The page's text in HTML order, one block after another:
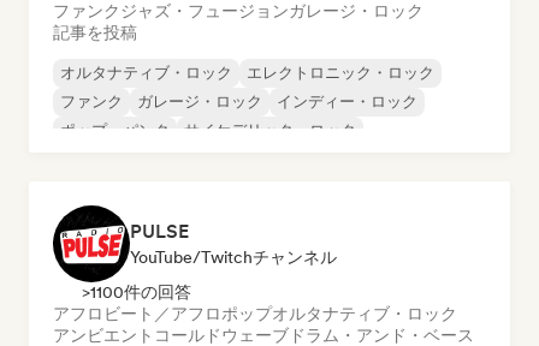
ファンクジャズ・フュージョンガレージ・ロック
記事を投稿
オルタナティブ・ロック
エレクトロニック・ロック
ファンク
ガレージ・ロック
インディー・ロック
ポップ・パンク
サイケデリック・ロック
PULSE
YouTube/Twitchチャンネル
>1100件の回答
アフロビート／アフロポップオルタナティブ・ロック
アンビエント コールドウェーブ ドラム・アンド・ベース